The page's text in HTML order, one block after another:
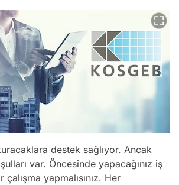
destek sağlıyor. Ancak
var. Öncesinde yapacağınız iş
çalışma yapmalısınız. Her